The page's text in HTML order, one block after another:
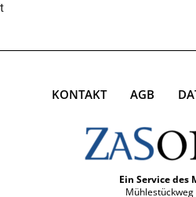
KONTAKT AGB
Ein Service des